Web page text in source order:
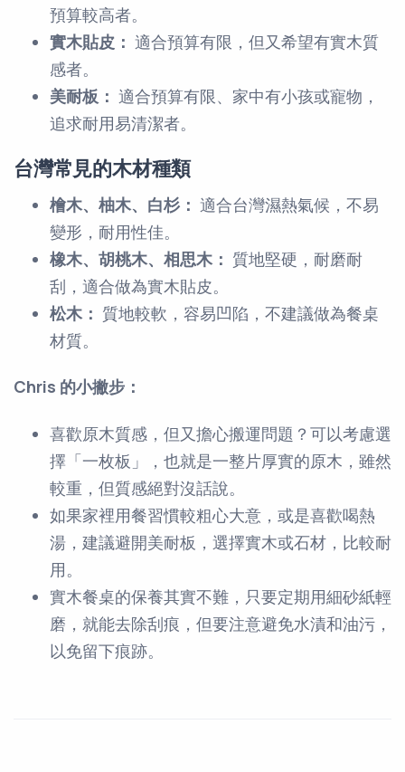
預算較高者。
實木貼皮： 適合預算有限，但又希望有實木質
感者。
美耐板： 適合預算有限、家中有小孩或寵物，
追求耐用易清潔者。
台灣常見的木材種類
檜木、柚木、白杉： 適合台灣濕熱氣候，不易
變形，耐用性佳。
橡木、胡桃木、相思木： 質地堅硬，耐磨耐
刮，適合做為實木貼皮。
松木： 質地較軟，容易凹陷，不建議做為餐桌
材質。
Chris 的小撇步：
喜歡原木質感，但又擔心搬運問題？可以考慮選
擇「一枚板」，也就是一整片厚實的原木，雖然
較重，但質感絕對沒話說。
如果家裡用餐習慣較粗心大意，或是喜歡喝熱
湯，建議避開美耐板，選擇實木或石材，比較耐
用。
實木餐桌的保養其實不難，只要定期用細砂紙輕
磨，就能去除刮痕，但要注意避免水漬和油污，
以免留下痕跡。